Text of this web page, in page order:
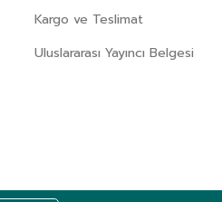
Kargo ve Teslimat
Uluslararası Yayıncı Belgesi